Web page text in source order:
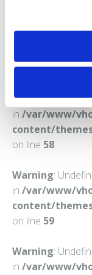
Warning:
in /var/www/
content/
on line 58
Warning:
in /var/www/
content/
on line 59
Warning:
in /var/www/